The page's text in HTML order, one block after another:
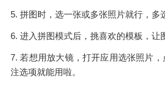
5. 拼图时，选一张或多张照片就行，多
6. 进入拼图模式后，挑喜欢的模板，让
7. 若想用放大镜，打开应用选张照片
注选项就能用啦。